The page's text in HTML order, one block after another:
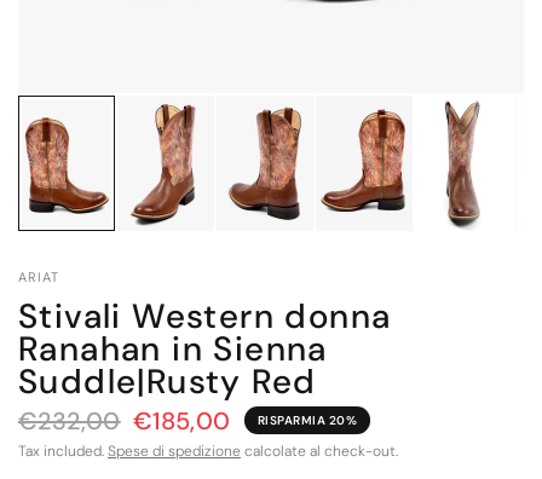
ARIAT
Stivali Western donna
Ranahan in Sienna
Suddle|Rusty Red
€232,00 €185,00 RISPARMIA 20%
Tax included.Spese di spedizione calcolate al check-out.